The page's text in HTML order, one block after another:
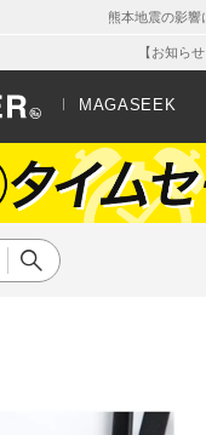
熊本地震の影響
【お知ら
MAGASEEK